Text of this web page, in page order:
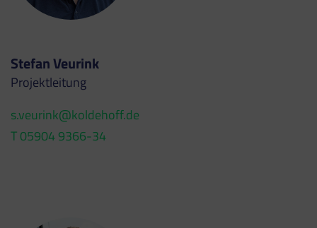
Stefan Veurink
Projektleitung
s.veurink@koldehoff.de
T 05904 9366-34